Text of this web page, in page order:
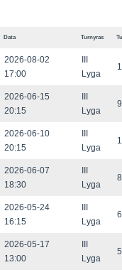
Data Turnyras
2026-08-02
17:00
Lyga
2026-06-15
20:15
Lyga
9
2026-06-10
20:15
Lyga
1
2026-06-07
18:30
Lyga
8
2026-05-24
16:15
Lyga
6
2026-05-17
13:00
Lyga
5